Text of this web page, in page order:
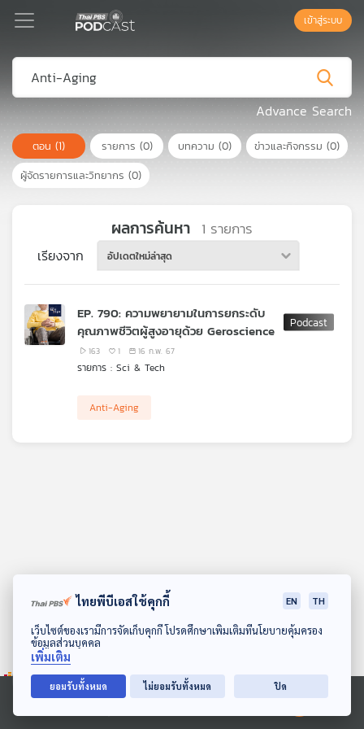
Podcast
เพล
ย์
ลิ
เพล
สต์
และ
เกี่ยว
ดาวน์โหลด Thai PBS Podcast Application
Ⓒ 2020 องค์การกระจายเสียงและแพร่ภาพสาธารณะแห่งประเทศไทย
เข้าสู่ระบบ
Advance Search
ตอน (1) รายการ (0) บทความ (0) ข่าวและกิจกรรม (0)
ผู้จัดรายการและวิทยากร (0)
ผลการค้นหา 1 รายการ
เรียงจาก อัปเดตใหม่ล่าสุด
EP. 790: ความพยายามในการยกระดับ
คุณภาพชีวิตผู้สูงอายุด้วย Geroscience
163 1 16 ก.พ. 67
รายการ : Sci & Tech
Anti-Aging
ไทยพีบีเอสใช้คุกกี้ EN TH
เว็บไซต์ของเรามีการจัดเก็บคุกกี้ โปรดศึกษาเพิ่มเติมที่นโยบายคุ้มครอง
ข้อมูลส่วนบุคคล
เพิ่มเติม
ยอมรับทั้งหมด ไม่ยอมรับทั้งหมด ปิด